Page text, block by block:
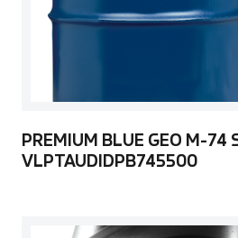
PREMIUM BLUE GEO M-74
VLPTAUDIDPB745500